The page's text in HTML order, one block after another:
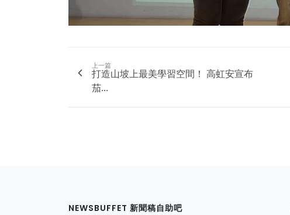
上一篇
打造山坡上最美學習空間！ 高虹安宣布
茄...
NEWSBUFFET 新聞稿自助吧